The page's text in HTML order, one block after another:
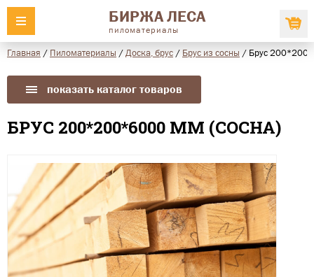
БИРЖА ЛЕСА
пиломатериалы
Главная / Пиломатериалы / Доска, брус / Брус из сосны / Брус
показать каталог товаров
БРУС 200*200*6000 ММ (СОСНА)